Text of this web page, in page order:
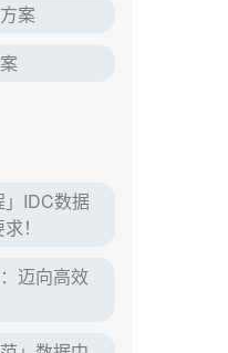
案
」IDC数据
！
迈向高效